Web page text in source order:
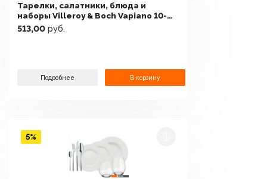
Тарелки, салатники, блюда и
наборы Villeroy & Boch Vapiano 10-
4257-8549
513,00 руб.
Подробнее В корзину
5%